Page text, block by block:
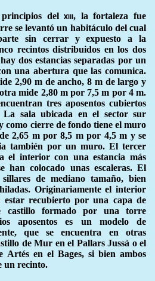
delxiii, la fortaleza fue
se levantó un habitáculo del cual
sin cerrar y expuesto a la
recintos distribuidos en los dos
dos estancias separadas por un
una abertura que las comunica.
2,90 m de ancho, 8 m de largo y
mide 2,80 m por 7,5 m por 4 m.
tres aposentos cubiertos
La sala ubicada en el sector sur
como cierre de fondo tiene el muro
2,65 m por 8,5 m por 4,5 m y se
también por un muro. El tercer
el interior con una estancia más
han colocado unas escaleras. El
de mediano tamaño, bien
Originariamente el interior
estar recubierto por una capa de
castillo formado por una torre
aposentos es un modelo de
que se encuentra en otras
de Mur en el Pallars Jussà o el
Artés en el Bages, si bien ambos
un recinto.